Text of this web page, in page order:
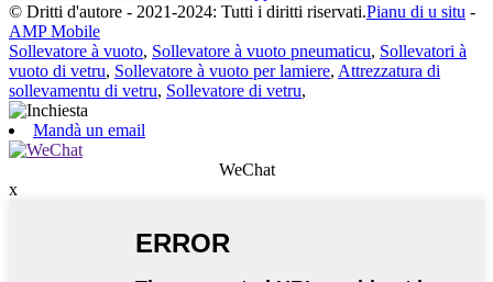
© Dritti d'autore - 2021-2024: Tutti i diritti riservati.Pianu di u situ -
AMP Mobile
Sollevatore à vuoto, Sollevatore à vuoto pneumaticu, Sollevatori à
vuoto di vetru, Sollevatore à vuoto per lamiere, Attrezzatura di
sollevamentu di vetru, Sollevatore di vetru,
Mandà un email
WeChat
x